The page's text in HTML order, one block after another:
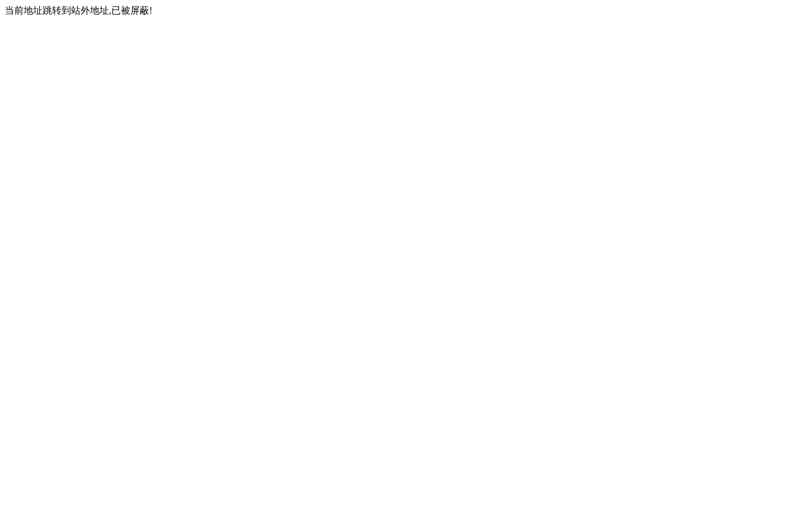
当前地址跳转到站外地址,已被屏蔽!